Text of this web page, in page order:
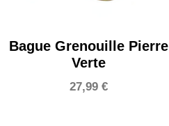
Bague Grenouille Pierre
Verte
27,99 €